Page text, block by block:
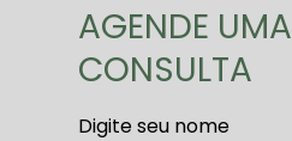
AGENDE UMA
CONSULTA
Digite seu nome